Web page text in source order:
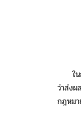
ในก
ว่าส่งผ
กฎหม